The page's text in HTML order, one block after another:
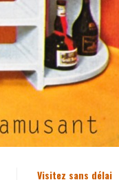
Visitez sans délai